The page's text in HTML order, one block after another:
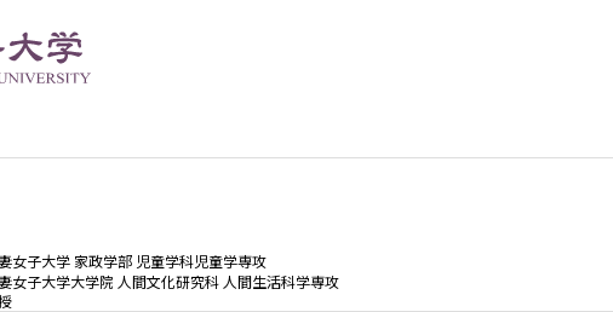
女子大学 家政学部 児童学科児童学専攻
女子大学大学院 人間文化研究科 人間生活科学専攻